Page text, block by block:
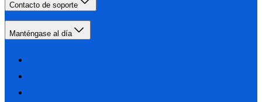
Contacto de soporte
Manténgase al día